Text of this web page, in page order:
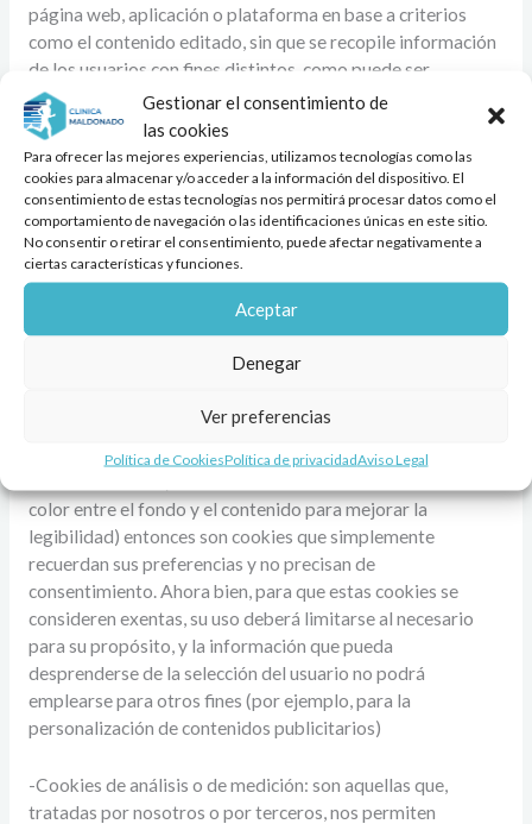
Gestionar el consentimiento de
las cookies
Para ofrecer las mejores experiencias, utilizamos tecnologías como las
cookies para almacenar y/o acceder a la información del dispositivo. El
consentimiento de estas tecnologías nos permitirá procesar datos como el
comportamiento de navegación o las identificaciones únicas en este sitio.
No consentir o retirar el consentimiento, puede afectar negativamente a
ciertas características y funciones.
Aceptar
Denegar
Ver preferencias
Política de CookiesPolítica de privacidadAviso Legal
página web, aplicación o plataforma en base a criterios
como el contenido editado, sin que se recopile información
de los usuarios con fines distintos, como puede ser
personalizar ese contenido publicitario u otros contenidos.
-Cookies de personalización o preferencias: son aquellas
que permiten recordar información para que el usuario
acceda al servicio con determinadas características que
pueden diferenciar su experiencia de la de otros usuarios,
como, por ejemplo, el idioma, el número de resultados a
mostrar cuando el usuario realiza una búsqueda, el aspecto
o contenido del servicioen función del tipo de navegador a
desde la que accede al servicio, etc.Si es el propio usuario
el idiomade un sitio web clicando en el icono de la bandera
del país correspondiente, la moneda que desea utilizar en
color entre el fondo y el contenido para mejorar la
legibilidad) entonces son cookies que simplemente
recuerdan sus preferencias y no precisan de
consentimiento. Ahora bien, para que estas cookies se
consideren exentas, su uso deberá limitarse al necesario
para su propósito, y la información que pueda
desprenderse de la selección del usuario no podrá
emplearse para otros fines (por ejemplo, para la
personalización de contenidos publicitarios)
-Cookies de análisis o de medición: son aquellas que,
tratadas por nosotros o por terceros, nos permiten